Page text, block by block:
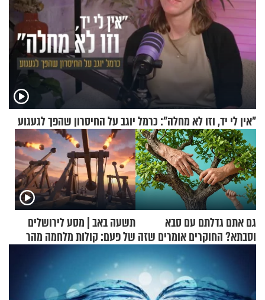
"אין לי יד, וזו לא מחלה": כרמל יוגב על החיסרון שהפך לגעגוע
גם אתם גדלתם עם סבא
וסבתא? החוקרים אומרים שזה
מתכון מנצח
תשעה באב | מסע לירושלים
של פעם: קולות מלחמה מהר
הזיתים